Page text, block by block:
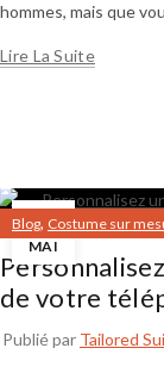
hommes, mais que
Lire La Suite
18
MAI
Blog, Costume sur
de votre
Publié par Tailored